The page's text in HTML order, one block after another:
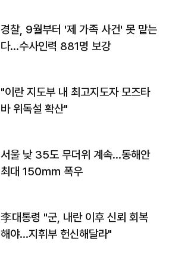
경찰, 9월부터 '제 가족 사건' 못 맡는
다…수사인력 881명 보강
"이란 지도부 내 최고지도자 모즈타
바 위독설 확산"
서울 낮 35도 무더위 계속…동해안
최대 150㎜ 폭우
李대통령 "군, 내란 이후 신뢰 회복
해야…지휘부 헌신해달라"